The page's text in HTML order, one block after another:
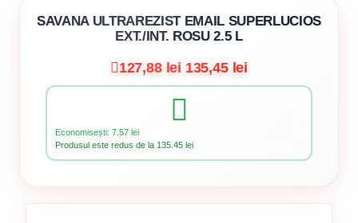
SAVANA ULTRAREZIST EMAIL SUPERLUCIOS
EXT./INT. ROSU 2.5 L
127,88 lei 135,45 lei
Economisești: 7.57 lei
Produsul este redus de la 135.45 lei